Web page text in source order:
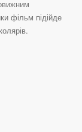
фільм підійде